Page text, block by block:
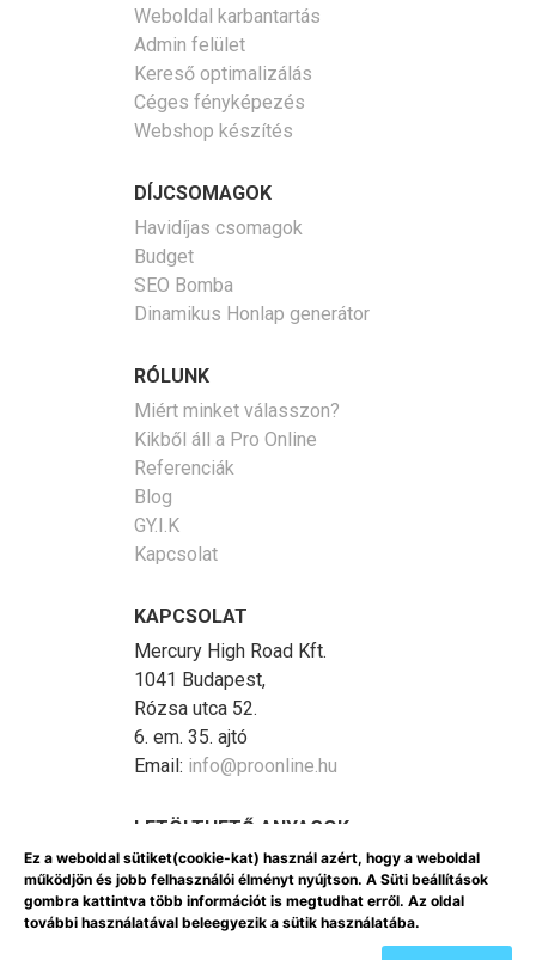
Weboldal karbantartás
Admin felület
Kereső optimalizálás
Céges fényképezés
Webshop készítés
DÍJCSOMAGOK
Havidíjas csomagok
Budget
SEO Bomba
Dinamikus Honlap generátor
RÓLUNK
Miért minket válasszon?
Kikből áll a Pro Online
Referenciák
Blog
GY.I.K
Kapcsolat
KAPCSOLAT
Mercury High Road Kft.
1041 Budapest,
Rózsa utca 52.
6. em. 35. ajtó
Email: info@proonline.hu
LETÖLTHETŐ ANYAGOK
GDPR (PDF)
Marketing képzés
Ez a weboldal sütiket(cookie-kat) használ azért, hogy a weboldal
működjön és jobb felhasználói élményt nyújtson. A Süti beállítások
gombra kattintva több információt is megtudhat erről. Az oldal
további használatával beleegyezik a sütik használatába.